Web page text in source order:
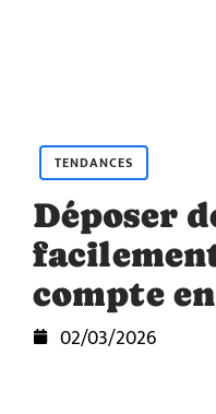
TENDANCES
Déposer
compte
02/03/2026